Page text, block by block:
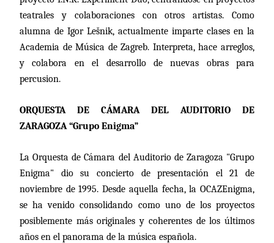
teatrales y colaboraciones con otros artistas. Como
alumna de Igor Lešnik, actualmente imparte clases en la
Academia de Música de Zagreb. Interpreta, hace arreglos,
y colabora en el desarrollo de nuevas obras para
percusion.
ORQUESTA DE CÁMARA DEL AUDITORIO DE
ZARAGOZA “Grupo Enigma”
La Orquesta de Cámara del Auditorio de Zaragoza "Grupo
Enigma" dio su concierto de presentación el 21 de
noviembre de 1995. Desde aquella fecha, la OCAZEnigma,
se ha venido consolidando como uno de los proyectos
posiblemente más originales y coherentes de los últimos
años en el panorama de la música española.